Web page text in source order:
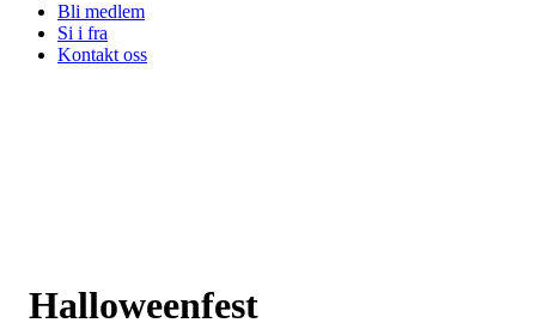
Bli medlem
Si i fra
Kontakt oss
Halloweenfest